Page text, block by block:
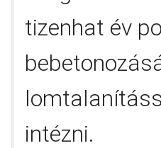
tizenhat év
intézni.